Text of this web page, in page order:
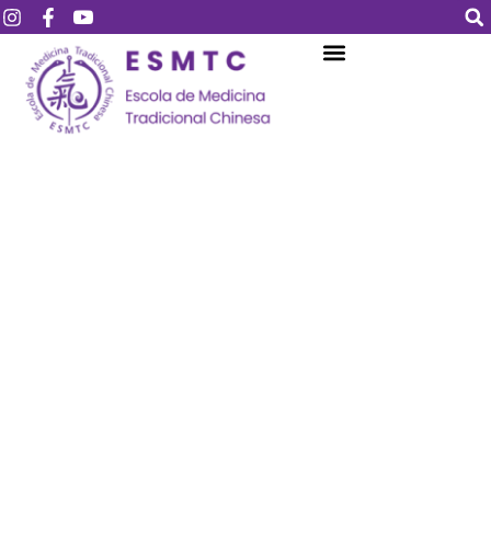
Login Assinar
Login